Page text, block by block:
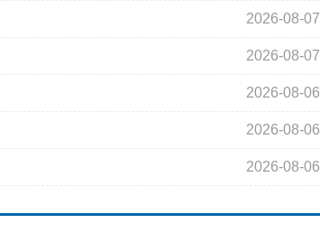
2026-08-07
2026-08-07
2026-08-06
2026-08-06
2026-08-06